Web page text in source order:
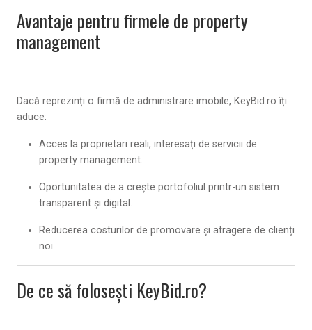
Avantaje pentru firmele de property
management
Dacă reprezinți o firmă de administrare imobile, KeyBid.ro îți
aduce:
Acces la proprietari reali, interesați de servicii de
property management.
Oportunitatea de a crește portofoliul printr-un sistem
transparent și digital .
Reducerea costurilor de promovare și atragere de clienți
noi.
De ce să folosești KeyBid.ro?